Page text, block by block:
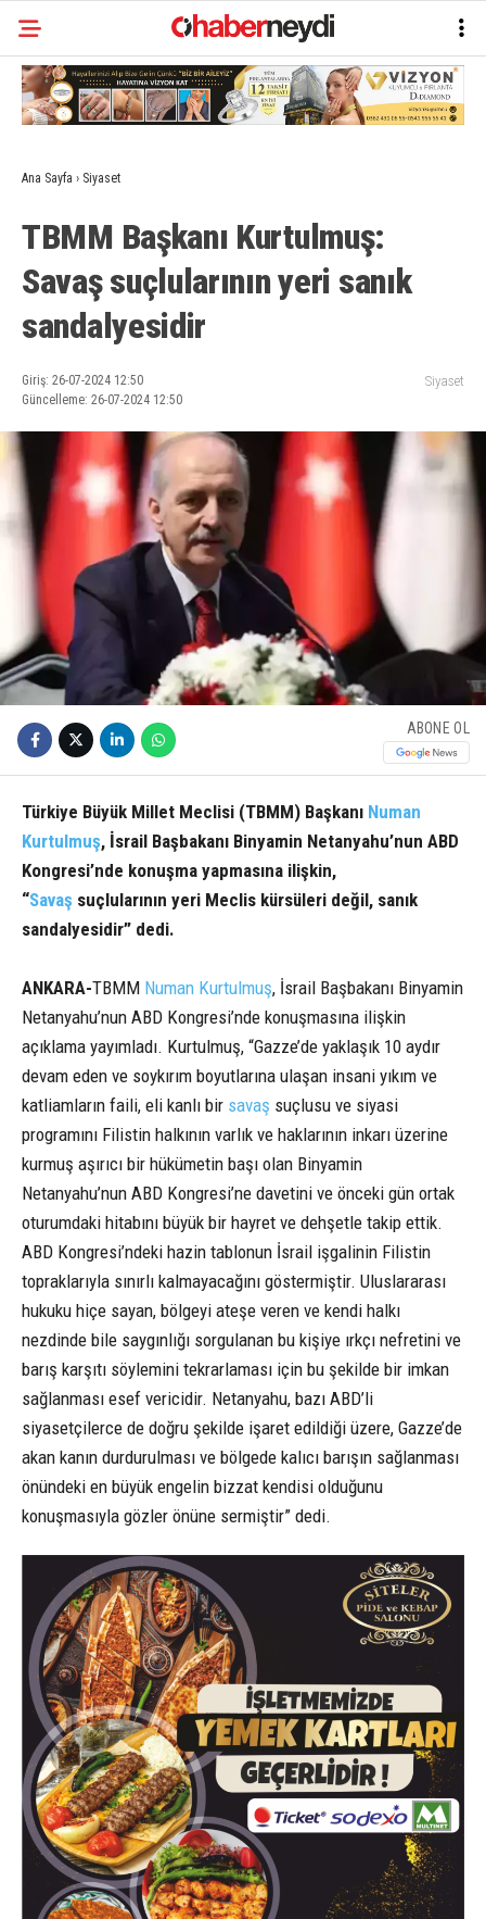
Ana Sayfa › Siyaset
TBMM Başkanı Kurtulmuş:
Savaş suçlularının yeri sanık
sandalyesidir
Giriş: 26-07-2024 12:50
Güncelleme: 26-07-2024 12:50
Siyaset
ABONE OL
Türkiye Büyük Millet Meclisi (TBMM) Başkanı Numan
Kurtulmuş, İsrail Başbakanı Binyamin Netanyahu’nun ABD
Kongresi’nde konuşma yapmasına ilişkin,
“Savaş suçlularının yeri Meclis kürsüleri değil, sanık
sandalyesidir” dedi.
ANKARA-TBMM Numan Kurtulmuş, İsrail Başbakanı Binyamin
Netanyahu’nun ABD Kongresi’nde konuşmasına ilişkin
açıklama yayımladı. Kurtulmuş, “Gazze’de yaklaşık 10 aydır
devam eden ve soykırım boyutlarına ulaşan insani yıkım ve
katliamların faili, eli kanlı bir savaş suçlusu ve siyasi
programını Filistin halkının varlık ve haklarının inkarı üzerine
kurmuş aşırıcı bir hükümetin başı olan Binyamin
Netanyahu’nun ABD Kongresi’ne davetini ve önceki gün ortak
oturumdaki hitabını büyük bir hayret ve dehşetle takip ettik.
ABD Kongresi’ndeki hazin tablonun İsrail işgalinin Filistin
topraklarıyla sınırlı kalmayacağını göstermiştir. Uluslararası
hukuku hiçe sayan, bölgeyi ateşe veren ve kendi halkı
nezdinde bile saygınlığı sorgulanan bu kişiye ırkçı nefretini ve
barış karşıtı söylemini tekrarlaması için bu şekilde bir imkan
sağlanması esef vericidir. Netanyahu, bazı ABD’li
siyasetçilerce de doğru şekilde işaret edildiği üzere, Gazze’de
akan kanın durdurulması ve bölgede kalıcı barışın sağlanması
önündeki en büyük engelin bizzat kendisi olduğunu
konuşmasıyla gözler önüne sermiştir” dedi.